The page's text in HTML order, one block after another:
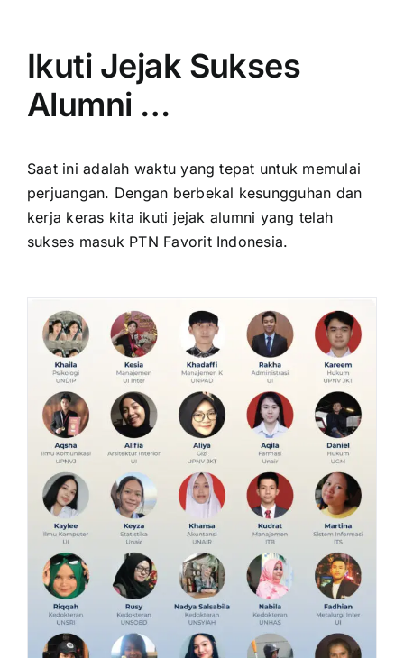
Ikuti Jejak Sukses
Alumni …
Saat ini adalah waktu yang tepat untuk memulai
perjuangan. Dengan berbekal kesungguhan dan
kerja keras kita ikuti jejak alumni yang telah
sukses masuk PTN Favorit Indonesia.